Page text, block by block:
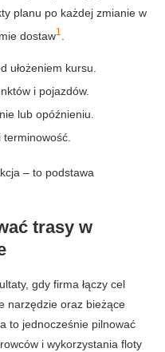
planu po każdej zmianie w
dostaw1
ułożeniem kursu.
i pojazdów.
lub opóźnieniu.
terminowość.
– to podstawa
trasy w
gdy firma łączy cel
narzędzie oraz bieżące
to jednocześnie pilnować
i wykorzystania floty